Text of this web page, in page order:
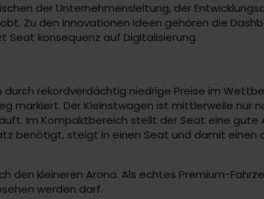
der Unternehmensleitung, der
Zu den innovationen Ideen gehören die
konsequenz auf Digitalisierung.
rekordverdächtig niedrige Preise im
markiert. Der Kleinstwagen ist mittlerweile
Im Kompaktbereich stellt der Seat eine
benötigt, steigt in einen Seat und damit
den kleineren Arona. Als echtes Premium-
werden darf.